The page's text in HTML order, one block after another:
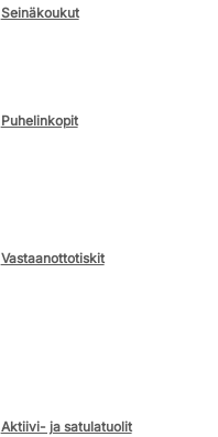
Seinäkoukut
Puhelinkopit
Vastaanottotiskit
Aktiivi- ja satulatuolit